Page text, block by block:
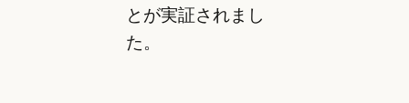
とが実証されまし
た。